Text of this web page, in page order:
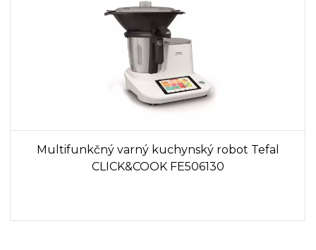
Multifunkčný varný kuchynský robot Tefal
CLICK&COOK FE506130